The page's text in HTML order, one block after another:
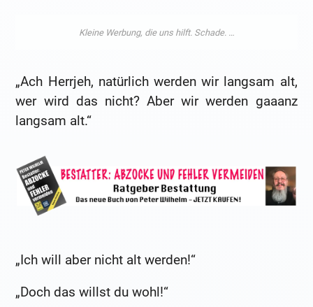
„Ach Herrjeh, natürlich werden wir langsam alt,
wer wird das nicht? Aber wir werden gaaanz
langsam alt.“
„Ich will aber nicht alt werden!“
„Doch das willst du wohl!“